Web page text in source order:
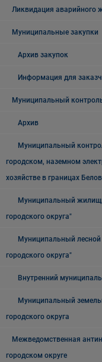
Ликвидация аварийного
Муниципальные закупки
Архив закупок
Информация для
Муниципальный
Архив
Муниципальный
городском, наземном
хозяйстве в границах
Муниципальный
городского округа"
Муниципальный лесной
городского округа"
Внутренний
Муниципальный
городского округа
Межведомственная
городском округе